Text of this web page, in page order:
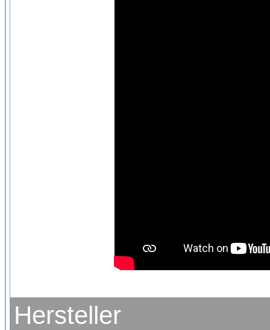
Hersteller